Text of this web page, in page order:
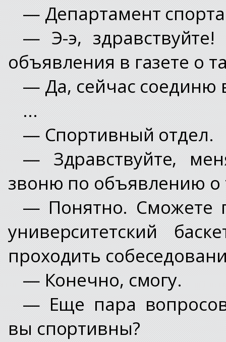
— Департамент
— Э-э,
объявления в газете о
— Да, сейчас соединю
...
— Спортивный отдел.
— Здравствуйте,
звоню по объявлению о
— Понятно. Сможете
университетский
проходить
— Конечно, смогу.
— Еще пара
вы спортивны?